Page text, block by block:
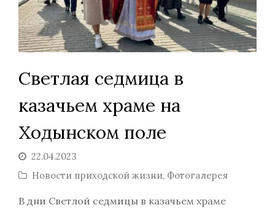
Светлая седмица в
казачьем храме на
Ходынском поле
22.04.2023
Новости приходской жизни, Фотогалерея
В дни Светлой седмицы в казачьем храме